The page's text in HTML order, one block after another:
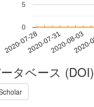
2020-07-282020-07-312020-08-03
0
5
タベース (DOI)